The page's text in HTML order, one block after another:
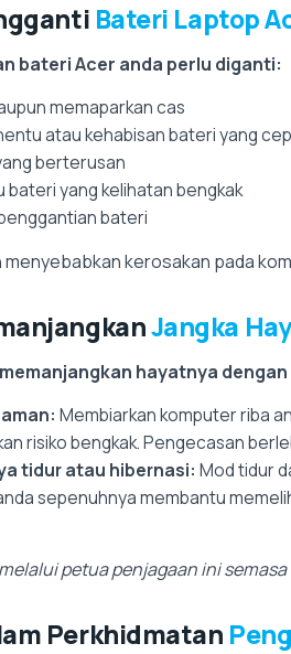
Bateri Laptop
bateri Acer anda perlu diganti:
memaparkan cas
atau kehabisan bateri yang
berterusan
yang kelihatan bengkak
bateri
kerosakan pada
Jangka
hayatnya
Membiarkan komputer riba
risiko bengkak. Pengecasan
tidur atau hibernasi: Mod tidur
sepenuhnya membantu
petua penjagaan ini
Perkhidmatan